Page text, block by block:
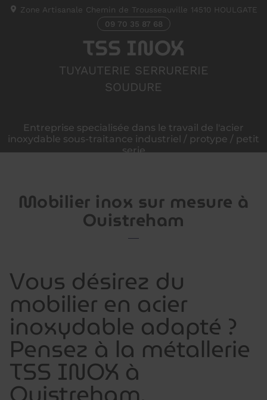
Zone Artisanale Chemin de Trousseauville 14510 HOULGATE
09 70 35 87 68
TSS INOX
TUYAUTERIE SERRURERIE
SOUDURE
Entreprise specialisée dans le travail de l'acier
inoxydable sous-traitance industriel / protype / petit
serie
Mobilier inox sur mesure à
Ouistreham
Vous désirez du
mobilier en acier
inoxydable adapté ?
Pensez à la métallerie
TSS INOX à